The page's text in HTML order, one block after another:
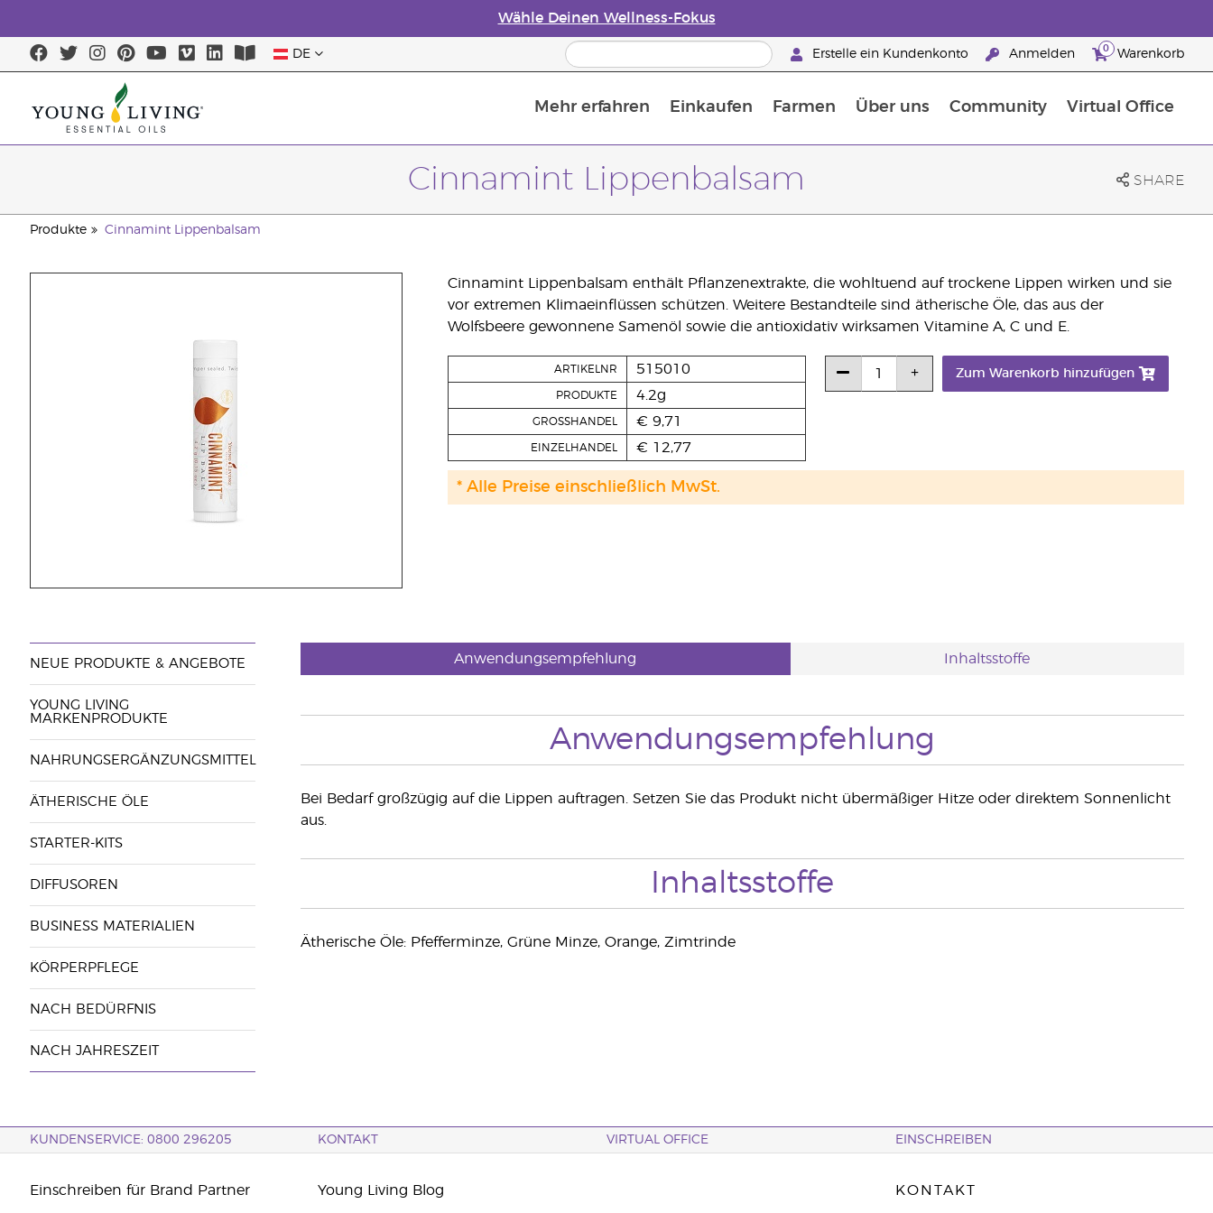
Wähle Deinen Wellness-Fokus
DE Erstelle ein Kundenkonto Anmelden 0 Warenkorb
Mehr erfahren Einkaufen Farmen Über uns Community Virtual Office
Cinnamint Lippenbalsam SHARE
Produkte Cinnamint Lippenbalsam
Cinnamint Lippenbalsam enthält Pflanzenextrakte, die wohltuend auf trockene Lippen wirken und sie
vor extremen Klimaeinflüssen schützen. Weitere Bestandteile sind ätherische Öle, das aus der
Wolfsbeere gewonnene Samenöl sowie die antioxidativ wirksamen Vitamine A, C und E.
ARTIKELNR 515010
PRODUKTE 4.2g
GROSSHANDEL € 9,71
EINZELHANDEL € 12,77
Zum Warenkorb hinzufügen
* Alle Preise einschließlich MwSt.
NEUE PRODUKTE & ANGEBOTE
YOUNG LIVING
MARKENPRODUKTE
NAHRUNGSERGÄNZUNGSMITTEL
ÄTHERISCHE ÖLE
STARTER-KITS
DIFFUSOREN
BUSINESS MATERIALIEN
KÖRPERPFLEGE
NACH BEDÜRFNIS
NACH JAHRESZEIT
Anwendungsempfehlung Inhaltsstoffe
Anwendungsempfehlung
Bei Bedarf großzügig auf die Lippen auftragen. Setzen Sie das Produkt nicht übermäßiger Hitze oder direktem Sonnenlicht
aus.
Inhaltsstoffe
Ätherische Öle: Pfefferminze, Grüne Minze, Orange, Zimtrinde
KUNDENSERVICE: 0800 296205 KONTAKT VIRTUAL OFFICE EINSCHREIBEN
Einschreiben für Brand Partner Young Living Blog KONTAKT